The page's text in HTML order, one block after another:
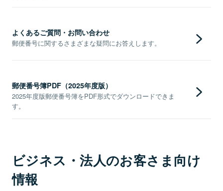
よくあるご質問・お問い合わせ
郵便番号に関するさまざまな疑問にお答えします。
郵便番号簿PDF（2025年度版）
2025年度版郵便番号簿をPDF形式でダウンロードできま
す。
ビジネス・法人のお客さま向け
情報